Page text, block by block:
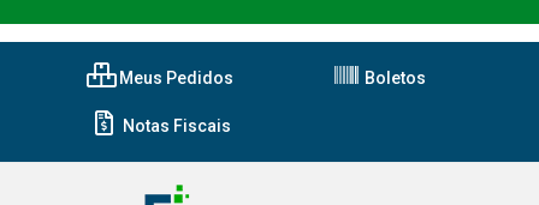
Meus Pedidos Boletos
Notas Fiscais